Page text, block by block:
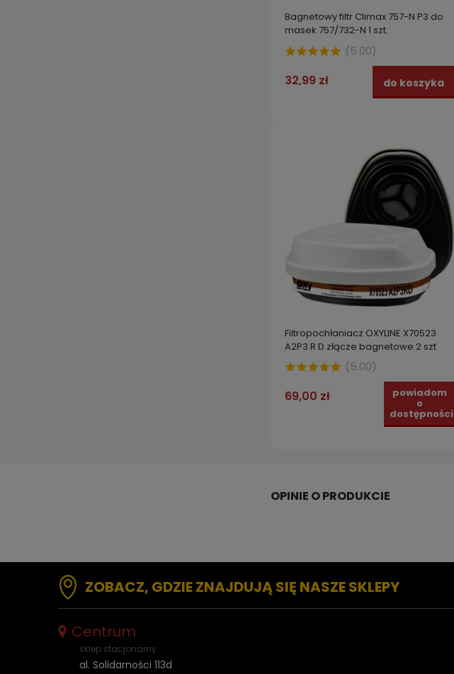
Bagnetowy filtr Climax 757-N P3 do
masek 757/732-N 1 szt.
(5.00)
32,99 zł do koszyka
Filtropochłaniacz OXYLINE X70523
A2P3 R D złącze bagnetowe 2 szt
(5.00)
69,00 zł powiadom
o
dostępności
ZOBACZ, GDZIE ZNAJDUJĄ SIĘ NASZE SKLEPY
Centrum
sklep stacjonarny
al. Solidarności 113d